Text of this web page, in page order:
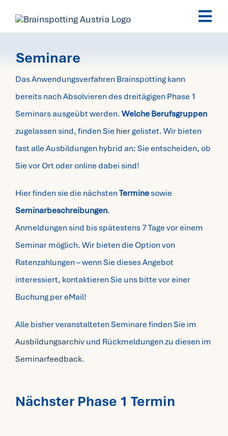
Ausbildung
Termine
Fachpersonen
News
Fragen FAQ
Kontakt
Seminare
Das Anwendungsverfahren Brainspotting kann
bereits nach Absolvieren des dreitägigen Phase 1
Seminars ausgeübt werden.Welche Berufsgruppen
zugelassen sind, finden Sie hiergelistet. Wir bieten
fast alle Ausbildungen hybrid an: Sie entscheiden, ob
Sie vor Ort oder online dabei sind!
Hier finden sie die nächstenTerminesowie
Seminarbeschreibungen.
Anmeldungen sind bis spätestens 7 Tage vor einem
Seminar möglich. Wir bieten die Option von
Ratenzahlungen – wenn Sie dieses Angebot
interessiert, kontaktieren Sie uns bitte vor einer
Buchung per eMail!
Alle bisher veranstalteten Seminare finden Sie im
Ausbildungsarchivund Rückmeldungen zu diesen im
Seminarfeedback.
Nächster Phase 1 Termin